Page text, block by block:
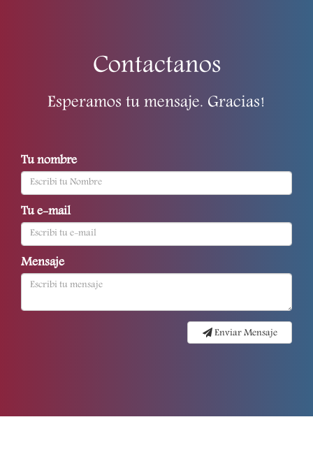
Contactanos
Esperamos tu mensaje. Gracias!
Tu nombre
Tu e-mail
Mensaje
Enviar Mensaje